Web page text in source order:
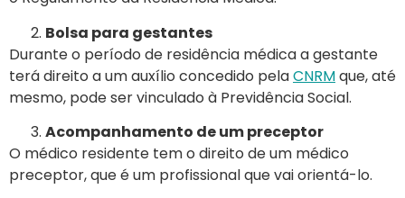
Bolsa para gestantes
Durante o período de residência médica a gestante
terá direito a um auxílio concedido pelaCNRMque, até
mesmo, pode ser vinculado à Previdência Social.
Acompanhamento de um preceptor
O médico residente tem o direito de um médico
preceptor, que é um profissional que vai orientá-lo.